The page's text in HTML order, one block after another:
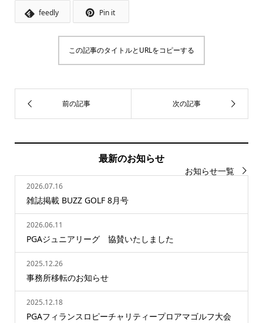
feedly Pin it
この記事のタイトルとURLをコピーする
最新のお知らせ
お知らせ一覧
2026.07.16
雑誌掲載 BUZZ GOLF 8月号
2026.06.11
PGAジュニアリーグ 協賛いたしました
2025.12.26
事務所移転のお知らせ
2025.12.18
PGAフィランスロピーチャリティープロアマゴルフ大会